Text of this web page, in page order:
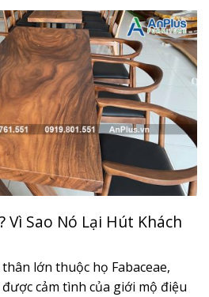
Vì Sao Nó Lại Hút Khách
lớn thuộc họ Fabaceae,
cảm tình của giới mộ điệu